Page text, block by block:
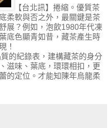
【台北訊】捲縮。優質茶
柔軟與否之外，最關鍵是茶
展？例如，泡飲1980年代凍
底色顯青如昔，藏茶產生時
！
的紀錄表，建構藏茶的身分
滋味、葉底，環環相扣，更
的定位。才能知陳年烏龍柔